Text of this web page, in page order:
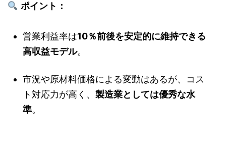
ポイント：
営業利益率は10％前後を安定的に維持できる
高収益モデル。
市況や原材料価格による変動はあるが、コス
ト対応力が高く、 製造業としては優秀な水
準。